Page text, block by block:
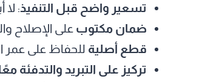
تسعير واضح قبل التنفيذ: لا
ضمان مكتوب على الإصلاح
قطع أصلية للحفاظ على عمر
تركيز على التبريد والتدفئة